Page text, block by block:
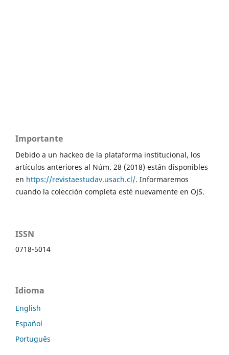
Importante
Debido a un hackeo de la plataforma institucional, los
artículos anteriores al Núm. 28 (2018) están disponibles
en https://revistaestudav.usach.cl/. Informaremos
cuando la colección completa esté nuevamente en OJS.
ISSN
0718-5014
Idioma
English
Español
Português